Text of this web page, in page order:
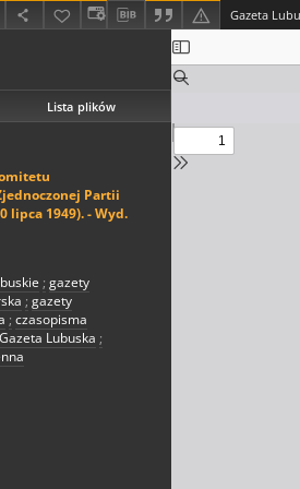
Lista plików
Partii
lipca 1949). - Wyd.
; gazety
; gazety
; czasopisma
Gazeta Lubuska ;